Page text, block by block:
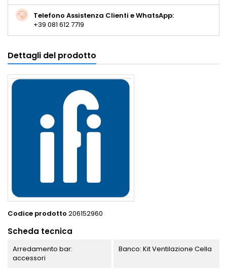
Telefono Assistenza Clienti e WhatsApp:
+39 081 612 7719
Dettagli del prodotto
Codice prodotto 206152960
Scheda tecnica
Arredamento bar:
accessori
Banco: Kit Ventilazione Cella